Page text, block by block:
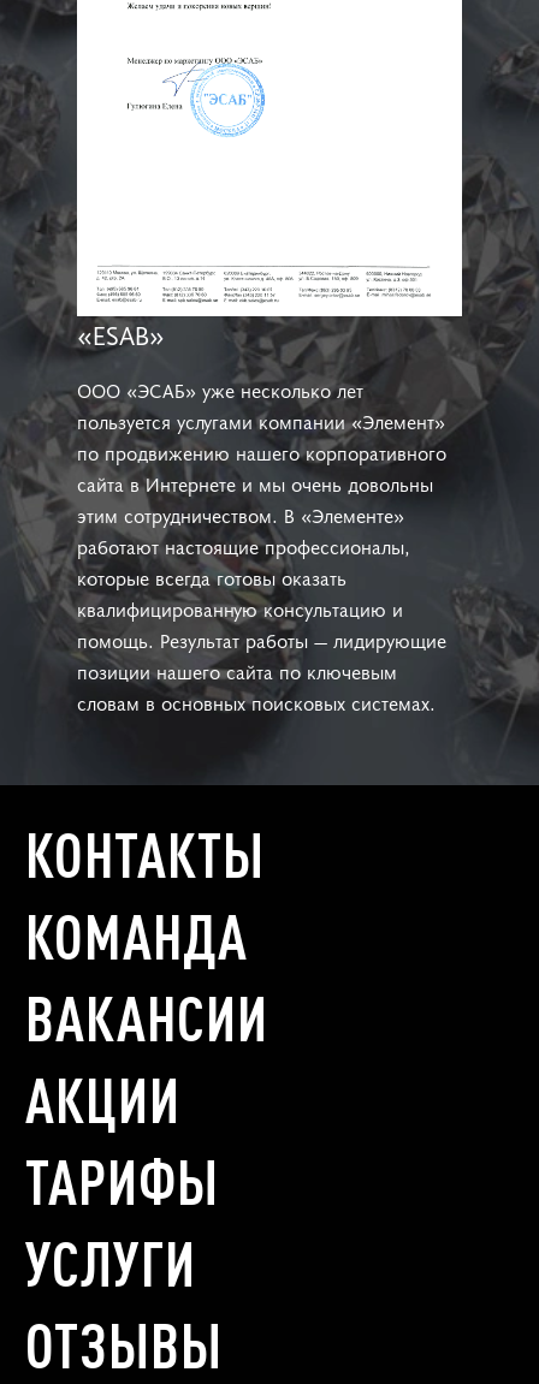
«ESAB»
ООО «ЭСАБ» уже несколько лет
пользуется услугами компании «Элемент»
по продвижению нашего корпоративного
сайта в Интернете и мы очень довольны
этим сотрудничеством. В «Элементе»
работают настоящие профессионалы,
которые всегда готовы оказать
квалифицированную консультацию и
помощь. Результат работы — лидирующие
позиции нашего сайта по ключевым
словам в основных поисковых системах.
КОНТАКТЫ
КОМАНДА
ВАКАНСИИ
АКЦИИ
ТАРИФЫ
УСЛУГИ
ОТЗЫВЫ